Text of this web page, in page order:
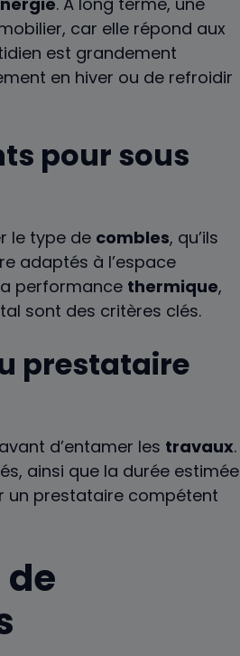
car elle répond aux
est grandement
en hiver ou de refroidir
pour sous
le type de combles, qu’ils
adaptés à l’espace
performance thermique,
sont des critères clés.
prestataire
d’entamer les travaux.
ainsi que la durée estimée
un prestataire compétent